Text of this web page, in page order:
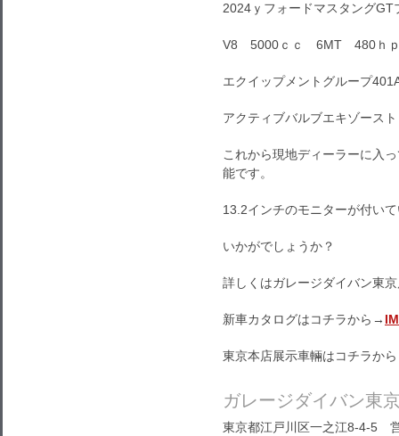
2024ｙフォードマスタング
V8 5000ｃｃ 6MT 480ｈ
エクイップメントグループ
アクティブバルブエキゾースト
これから現地ディーラーに入
能です。
13.2インチのモニターが付い
いかがでしょうか？
詳しくはガレージダイバン東
新車カタログはコチラから→
東京本店展示車輛はコチラか
ガレージダイバン東
東京都江戸川区一之江8-4-5